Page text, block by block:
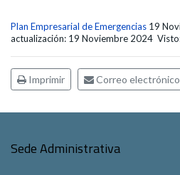
Plan Empresarial de Emergencias 19
actualización: 19 Noviembre 2024
Imprimir Correo electrónico
Sede Administrativa